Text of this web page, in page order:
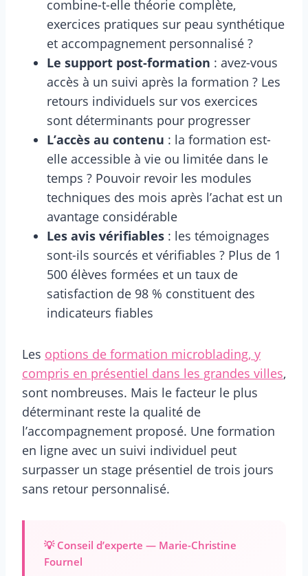
combine-t-elle théorie complète,
exercices pratiques sur peau synthétique
et accompagnement personnalisé ?
Le support post-formation : avez-vous
accès à un suivi après la formation ? Les
retours individuels sur vos exercices
sont déterminants pour progresser
L’accès au contenu : la formation est-
elle accessible à vie ou limitée dans le
temps ? Pouvoir revoir les modules
techniques des mois après l’achat est un
avantage considérable
Les avis vérifiables : les témoignages
sont-ils sourcés et vérifiables ? Plus de 1
500 élèves formées et un taux de
satisfaction de 98 % constituent des
indicateurs fiables
Les options de formation microblading, y
compris en présentiel dans les grandes villes,
sont nombreuses. Mais le facteur le plus
déterminant reste la qualité de
l’accompagnement proposé. Une formation
en ligne avec un suivi individuel peut
surpasser un stage présentiel de trois jours
sans retour personnalisé.
💡 Conseil d’experte — Marie-Christine
Fournel